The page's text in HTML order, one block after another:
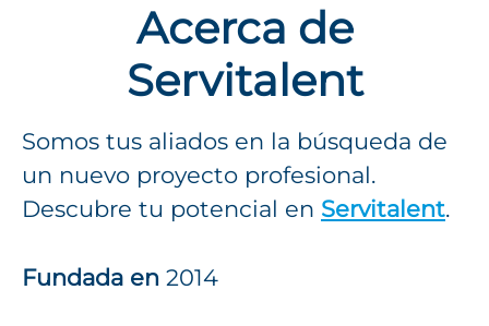
Acerca de
Servitalent
Somos tus aliados en la búsqueda de
un nuevo proyecto profesional.
Descubre tu potencial en Servitalent.
Fundada en 2014